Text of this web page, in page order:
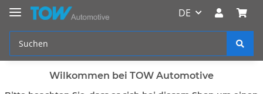
DE
Wilkommen bei TOW Automotive